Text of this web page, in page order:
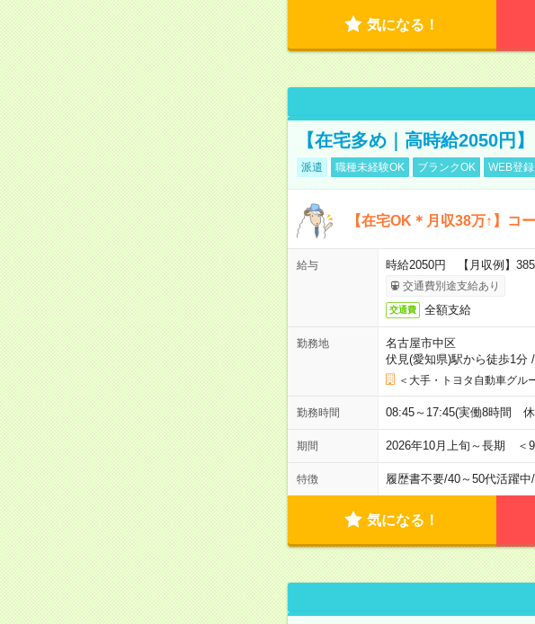
気になる！
【在宅多め｜高時給2050円
派遣 職種未経験OK ブランクOK WEB登
【在宅OK＊月収38万↑】コ
給与 時給2050円 【月収例】
交通費別途支給あり
交通費 全額支給
勤務地
名古屋市中区
伏見(愛知県)駅から徒歩1分/
＜大手・トヨタ自動車グル
勤務時間 08:45～17:45(実働8時間
期間 2026年10月上旬～長期 ＜
特徴 履歴書不要/40～50代活躍中/
気になる！